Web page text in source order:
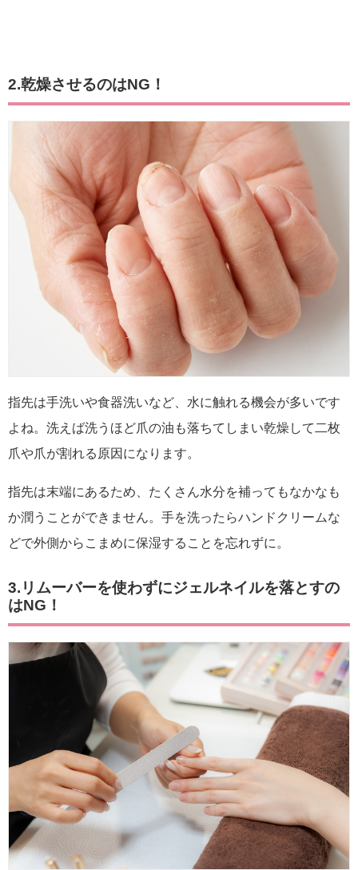
2.乾燥させるのはNG！
指先は手洗いや食器洗いなど、水に触れる機会が多いです
よね。洗えば洗うほど爪の油も落ちてしまい乾燥して二枚
爪や爪が割れる原因になります。
指先は末端にあるため、たくさん水分を補ってもなかなも
か潤うことができません。手を洗ったらハンドクリームな
どで外側からこまめに保湿することを忘れずに。
3.リムーバーを使わずにジェルネイルを落とすの
はNG！